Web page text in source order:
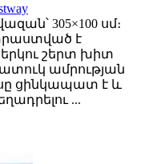
305×100 սմ։
է
շերտ խիտ
ամրության
ցինկապատ է և
...